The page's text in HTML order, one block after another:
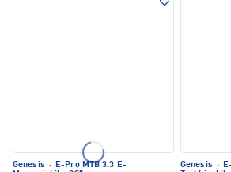
Genesis · E-Pro MTB 3.3 E-
Genesis ·